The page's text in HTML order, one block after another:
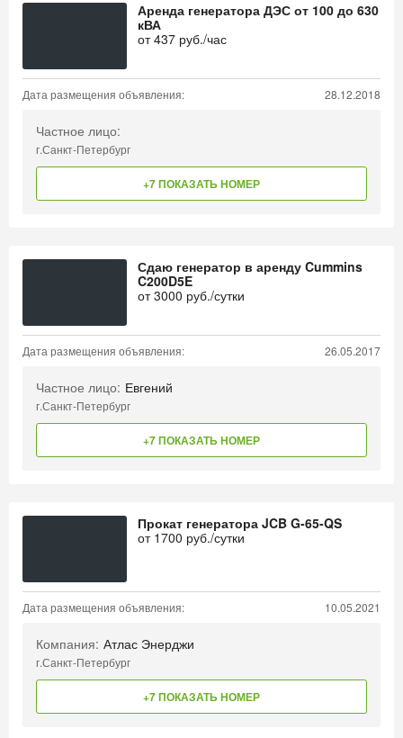
Аренда генератора ДЭС от 100 до 630
кВА
от437 руб./час
Дата размещения объявления: 28.12.2018
Частное лицо:
г.Санкт-Петербург
+7 ПОКАЗАТЬ НОМЕР
Сдаю генератор в аренду Cummins
C200D5E
от3000 руб./сутки
Дата размещения объявления: 26.05.2017
Частное лицо: Евгений
г.Санкт-Петербург
+7 ПОКАЗАТЬ НОМЕР
Прокат генератора JCB G-65-QS
от 1700 руб./сутки
Дата размещения объявления: 10.05.2021
Компания: Атлас Энерджи
г.Санкт-Петербург
+7 ПОКАЗАТЬ НОМЕР